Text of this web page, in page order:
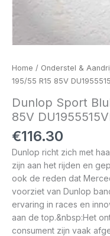
Home / Onderstel &
195/55 R15 85V
Dunlop Sport
85V
€116.30
Dunlop richt zich met
zijn aan het rijden en
ook de reden dat
voorziet van Dunlop
ervaring in races en
aan de top.&nbsp:Het
consument zijn vaak